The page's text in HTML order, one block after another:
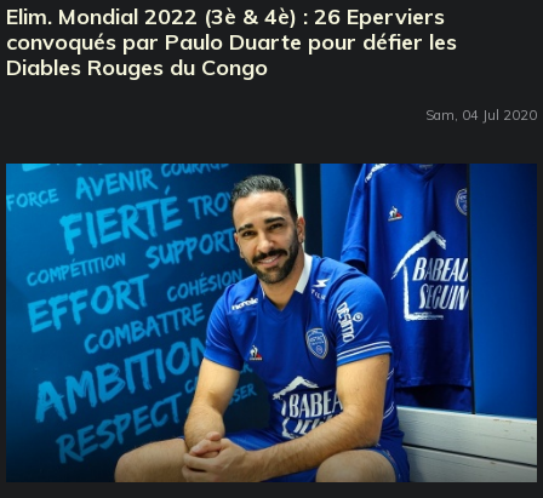
Elim. Mondial 2022 (3è & 4è) : 26 Eperviers
convoqués par Paulo Duarte pour défier les
Diables Rouges du Congo
Sam, 04 Jul 2020